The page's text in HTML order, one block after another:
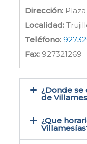
Dirección:
Localidad:
Teléfono:
Fax: 927321269
¿Donde se
de
¿Que